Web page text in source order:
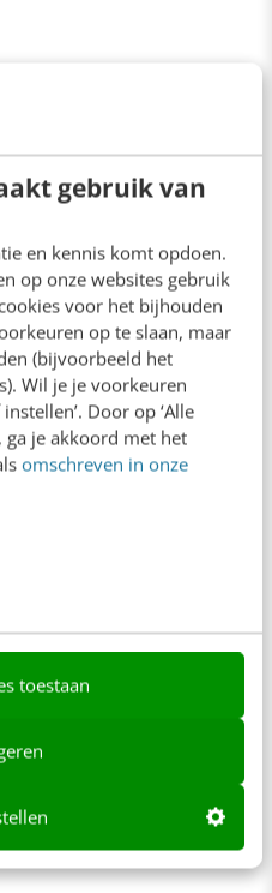
gebruik van
en kennis komt opdoen.
op onze websites gebruik
voor het bijhouden
op te slaan, maar
(bijvoorbeeld het
Wil je je voorkeuren
Door op ‘Alle
ga je akkoord met het
omschreven in onze
toestaan